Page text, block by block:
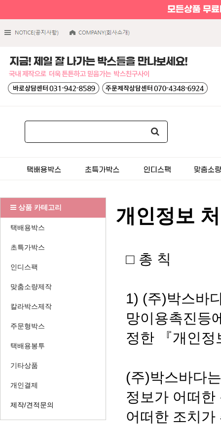
상품 카테고리
택배용박스
초특가박스
인디스팩
맞춤소량제작
칼라박스제작
주문형박스
택배용봉투
기타상품
개인결제
제작/견적문의
개인정보
​□ 총 칙
1) (주)박스바
망이용촉진등
정한 『개인
(주)박스바다
정보가 어떠
어떠한 조치